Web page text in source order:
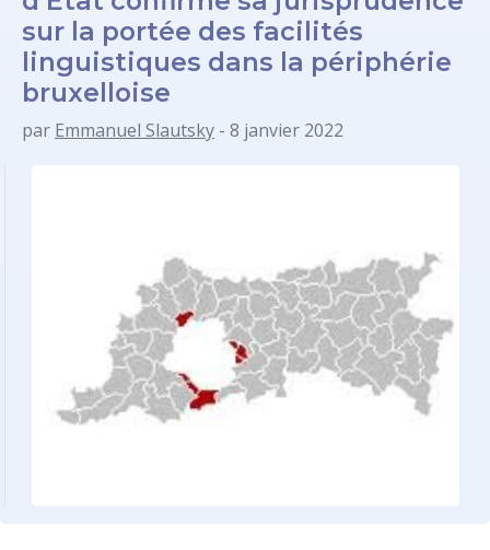
sur la portée des facilités
linguistiques dans la périphérie
bruxelloise
par Emmanuel Slautsky - 8 janvier 2022